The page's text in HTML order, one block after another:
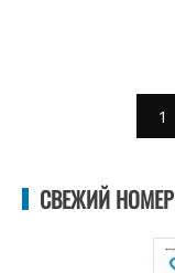
1
СВЕЖИЙ НОМЕР